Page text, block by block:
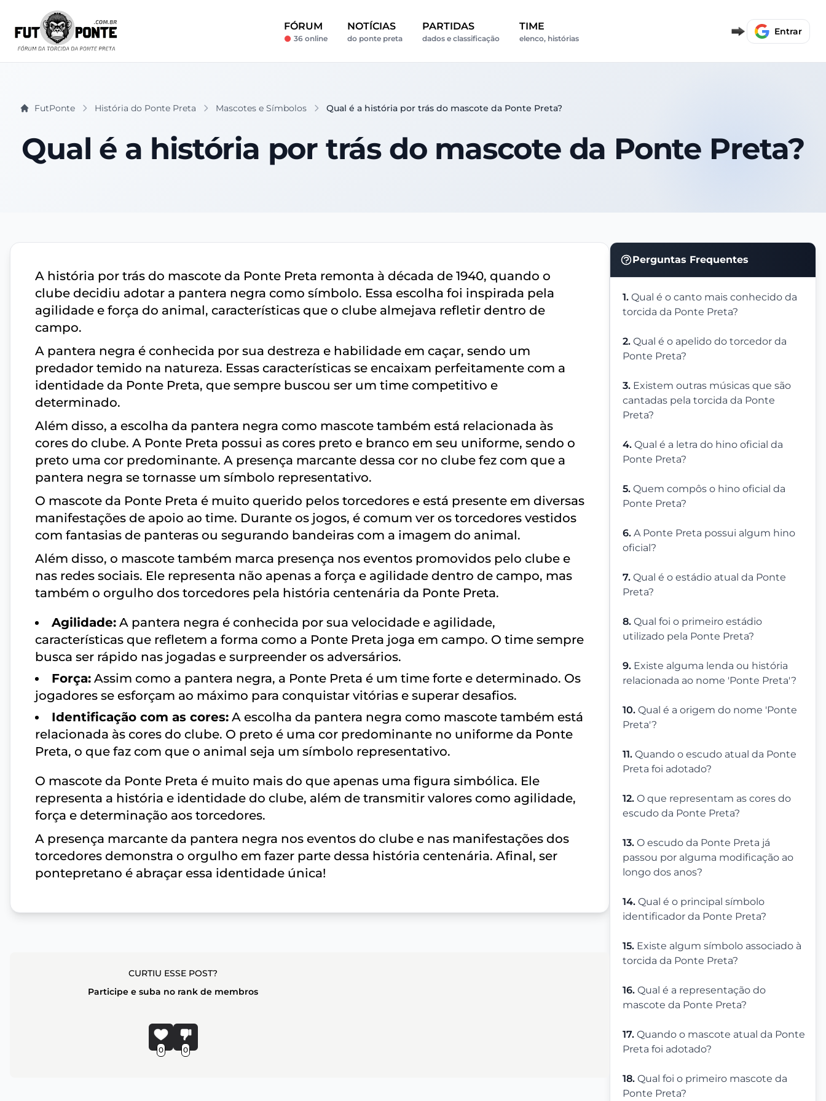
FÓRUM
36 online
NOTÍCIAS
do ponte preta
PARTIDAS
dados e classificação
TIME
elenco, histórias
Entrar
FutPonte História do Ponte Preta Mascotes e Símbolos Qual é a história por trás do mascote da Ponte Preta?
Qual é a história por trás do mascote da Ponte Preta?
Perguntas Frequentes
1. Qual é o canto mais conhecido da
torcida da Ponte Preta?
2. Qual é o apelido do torcedor da
Ponte Preta?
3. Existem outras músicas que são
cantadas pela torcida da Ponte
Preta?
4. Qual é a letra do hino oficial da
Ponte Preta?
5. Quem compôs o hino oficial da
Ponte Preta?
6. A Ponte Preta possui algum hino
oficial?
7. Qual é o estádio atual da Ponte
Preta?
8. Qual foi o primeiro estádio
utilizado pela Ponte Preta?
9. Existe alguma lenda ou história
relacionada ao nome 'Ponte Preta'?
10. Qual é a origem do nome 'Ponte
Preta'?
11. Quando o escudo atual da Ponte
Preta foi adotado?
12. O que representam as cores do
escudo da Ponte Preta?
13. O escudo da Ponte Preta já
passou por alguma modificação ao
longo dos anos?
14. Qual é o principal símbolo
identificador da Ponte Preta?
15. Existe algum símbolo associado à
torcida da Ponte Preta?
16. Qual é a representação do
mascote da Ponte Preta?
17. Quando o mascote atual da Ponte
Preta foi adotado?
18. Qual foi o primeiro mascote da
Ponte Preta?
A história por trás do mascote da Ponte Preta remonta à década de 1940, quando o
clube decidiu adotar a pantera negra como símbolo. Essa escolha foi inspirada pela
agilidade e força do animal, características que o clube almejava refletir dentro de
campo.
A pantera negra é conhecida por sua destreza e habilidade em caçar, sendo um
predador temido na natureza. Essas características se encaixam perfeitamente com a
identidade da Ponte Preta, que sempre buscou ser um time competitivo e
determinado.
Além disso, a escolha da pantera negra como mascote também está relacionada às
cores do clube. A Ponte Preta possui as cores preto e branco em seu uniforme, sendo o
preto uma cor predominante. A presença marcante dessa cor no clube fez com que a
pantera negra se tornasse um símbolo representativo.
O mascote da Ponte Preta é muito querido pelos torcedores e está presente em diversas
manifestações de apoio ao time. Durante os jogos, é comum ver os torcedores vestidos
com fantasias de panteras ou segurando bandeiras com a imagem do animal.
Além disso, o mascote também marca presença nos eventos promovidos pelo clube e
nas redes sociais. Ele representa não apenas a força e agilidade dentro de campo, mas
também o orgulho dos torcedores pela história centenária da Ponte Preta.
Agilidade: A pantera negra é conhecida por sua velocidade e agilidade,
características que refletem a forma como a Ponte Preta joga em campo. O time sempre
busca ser rápido nas jogadas e surpreender os adversários.
Força: Assim como a pantera negra, a Ponte Preta é um time forte e determinado. Os
jogadores se esforçam ao máximo para conquistar vitórias e superar desafios.
Identificação com as cores: A escolha da pantera negra como mascote também está
relacionada às cores do clube. O preto é uma cor predominante no uniforme da Ponte
Preta, o que faz com que o animal seja um símbolo representativo.
O mascote da Ponte Preta é muito mais do que apenas uma figura simbólica. Ele
representa a história e identidade do clube, além de transmitir valores como agilidade,
força e determinação aos torcedores.
A presença marcante da pantera negra nos eventos do clube e nas manifestações dos
torcedores demonstra o orgulho em fazer parte dessa história centenária. Afinal, ser
pontepretano é abraçar essa identidade única!
CURTIU ESSE POST?
Participe e suba no rank de membros
0 0